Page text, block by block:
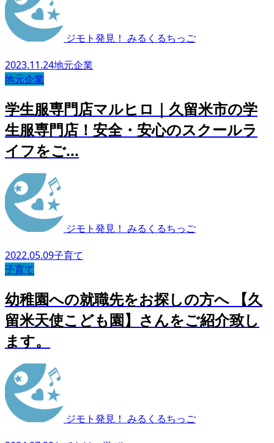
ジモト発見！ みるくるちっご
2023.11.24地元企業
地元企業
学生服専門店マルヒロ｜久留米市の学
生服専門店！安全・安心のスクールラ
イフをご...
ジモト発見！ みるくるちっご
2022.05.09子育て
子育て
幼稚園への就職先をお探しの方へ 【久
留米天使こども園】さんをご紹介致し
ます。
ジモト発見！ みるくるちっご